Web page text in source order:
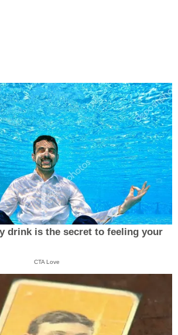
drink is the secret to feeling your
CTA Love